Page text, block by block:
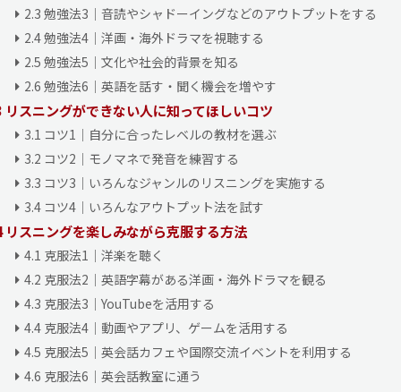
書】
動詞もわからなかった私が数年でTOEIC満点をとった英語独学法』
冬舎）
学入試 逆転英単語2000 (武田塾逆転合格一冊逆転プロジェクト) 』（
得資格】
検1級
L&Rテスト990点
Writingテスト満点
ンブリッジ英検（CPE）
真大/武田塾English CEOのプロフィールページ
2.3 勉強法3｜音読やシャドーイングなどのアウトプットをする
2.4勉強法4｜洋画・海外ドラマを視聴する
2.5 勉強法5｜文化や社会的背景を知る
2.6 勉強法6｜英語を話す・聞く機会を増やす
リスニングができない人に知ってほしいコツ
3.1 コツ1｜自分に合ったレベルの教材を選ぶ
3.2 コツ2｜モノマネで発音を練習する
3.3 コツ3｜いろんなジャンルのリスニングを実施する
3.4コツ4｜いろんなアウトプット法を試す
リスニングを楽しみながら克服する方法
4.1 克服法1｜洋楽を聴く
4.2 克服法2｜英語字幕がある洋画・海外ドラマを観る
4.3 克服法3｜YouTubeを活用する
4.4克服法4｜動画やアプリ、ゲームを活用する
4.5 克服法5｜英会話カフェや国際交流イベントを利用する
4.6 克服法6｜英会話教室に通う